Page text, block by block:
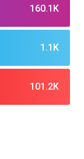
160.1K
1.1K
101.2K